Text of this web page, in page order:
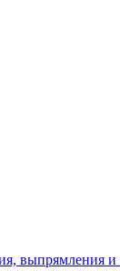
выпрямления и